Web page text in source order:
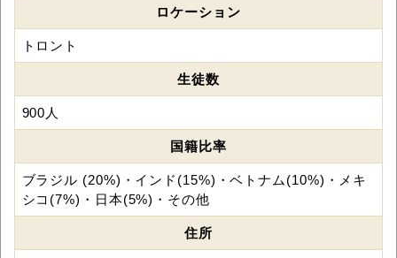
ロケーション
トロント
生徒数
900人
国籍比率
ブラジル (20%)・インド(15%)・ベトナム(10%)・メキ
シコ(7%)・日本(5%)・その他
住所